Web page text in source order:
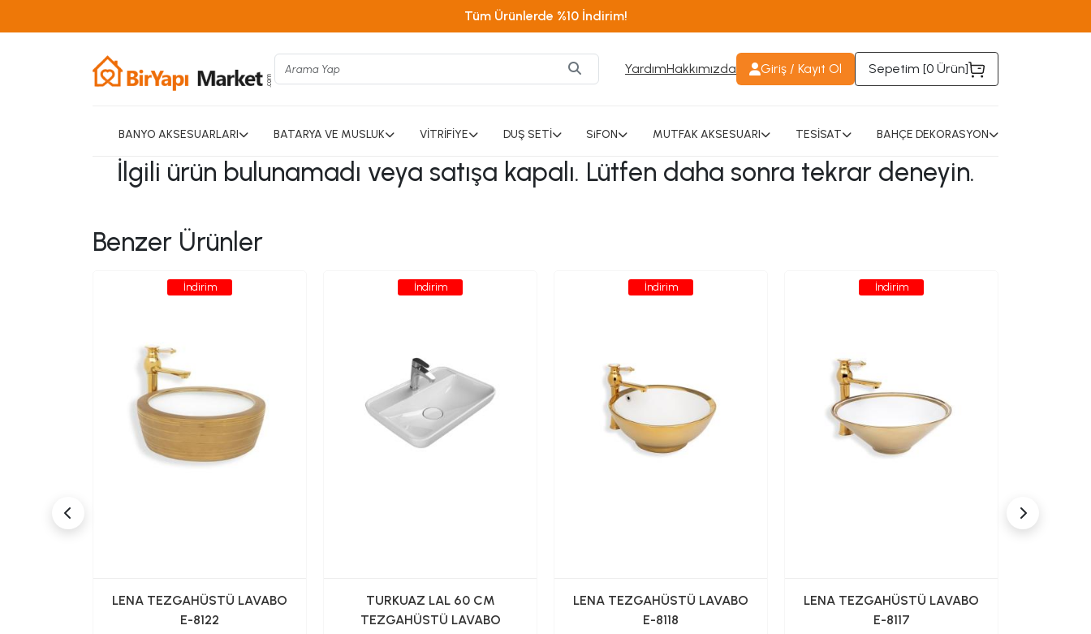
Tüm Ürünlerde %10 İndirim!
YardımHakkımızda Giriş / Kayıt Ol Sepetim [0 Ürün]
BANYO AKSESUARLARI BATARYA VE MUSLUK VİTRİFİYE DUŞ SETİ SiFON MUTFAK AKSESUARI TESİSAT BAHÇE DEKORASYON
İlgili ürün bulunamadı veya satışa kapalı. Lütfen daha sonra tekrar deneyin.
Benzer Ürünler
İndirim
LENA TEZGAHÜSTÜ LAVABO
E-8122
İndirim
TURKUAZ LAL 60 CM
TEZGAHÜSTÜ LAVABO
İndirim
LENA TEZGAHÜSTÜ LAVABO
E-8118
İndirim
LENA TEZGAHÜSTÜ LAVABO
E-8117